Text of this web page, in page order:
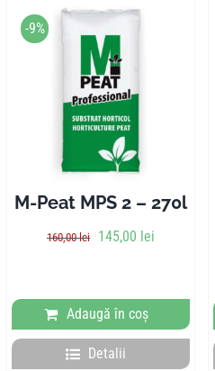
-9%
M-Peat MPS 2 – 270l
160,00lei
Prețul
fost:
160,00 lei.
145,00 leiPrețul
145,00 lei.
Adaugă în coș
Detalii